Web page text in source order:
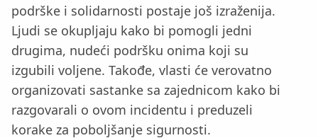
podrške i solidarnosti postaje još izraženija.
Ljudi se okupljaju kako bi pomogli jedni
drugima, nudeći podršku onima koji su
izgubili voljene. Takođe, vlasti će verovatno
organizovati sastanke sa zajednicom kako bi
razgovarali o ovom incidentu i preduzeli
korake za poboljšanje sigurnosti.